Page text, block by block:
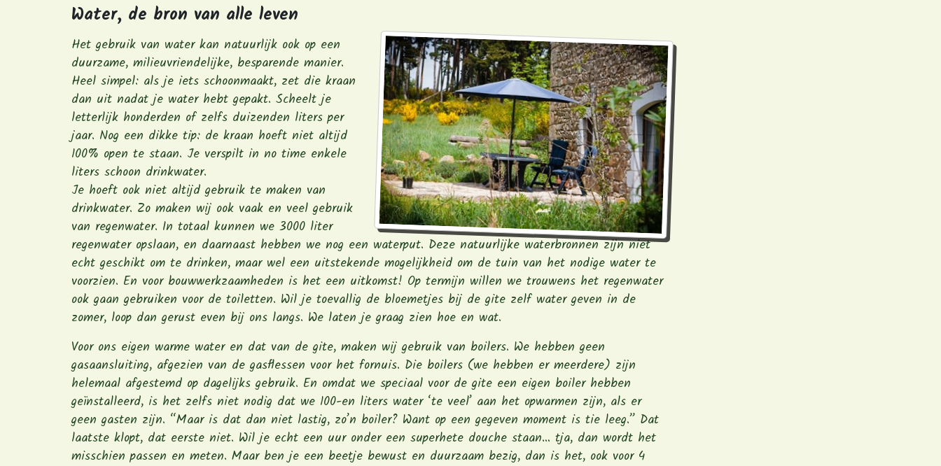
Water, de bron van alle leven
Het gebruik van water kan natuurlijk ook op een
duurzame, milieuvriendelijke, besparende manier.
Heel simpel: als je iets schoonmaakt, zet die kraan
dan uit nadat je water hebt gepakt. Scheelt je
letterlijk honderden of zelfs duizenden liters per
jaar. Nog een dikke tip: de kraan hoeft niet altijd
100% open te staan. Je verspilt in no time enkele
liters schoon drinkwater.
Je hoeft ook niet altijd gebruik te maken van
drinkwater. Zo maken wij ook vaak en veel gebruik
van regenwater. In totaal kunnen we 3000 liter
regenwater opslaan, en daarnaast hebben we nog een waterput. Deze natuurlijke waterbronnen zijn niet
echt geschikt om te drinken, maar wel een uitstekende mogelijkheid om de tuin van het nodige water te
voorzien. En voor bouwwerkzaamheden is het een uitkomst! Op termijn willen we trouwens het regenwater
ook gaan gebruiken voor de toiletten. Wil je toevallig de bloemetjes bij de gite zelf water geven in de
zomer, loop dan gerust even bij ons langs. We laten je graag zien hoe en wat.
Voor ons eigen warme water en dat van de gite, maken wij gebruik van boilers. We hebben geen
gasaansluiting, afgezien van de gasflessen voor het fornuis. Die boilers (we hebben er meerdere) zijn
helemaal afgestemd op dagelijks gebruik. En omdat we speciaal voor de gite een eigen boiler hebben
geïnstalleerd, is het zelfs niet nodig dat we 100-en liters water ‘te veel’ aan het opwarmen zijn, als er
geen gasten zijn. “Maar is dat dan niet lastig, zo’n boiler? Want op een gegeven moment is tie leeg.” Dat
laatste klopt, dat eerste niet. Wil je echt een uur onder een superhete douche staan… tja, dan wordt het
misschien passen en meten. Maar ben je een beetje bewust en duurzaam bezig, dan is het, ook voor 4